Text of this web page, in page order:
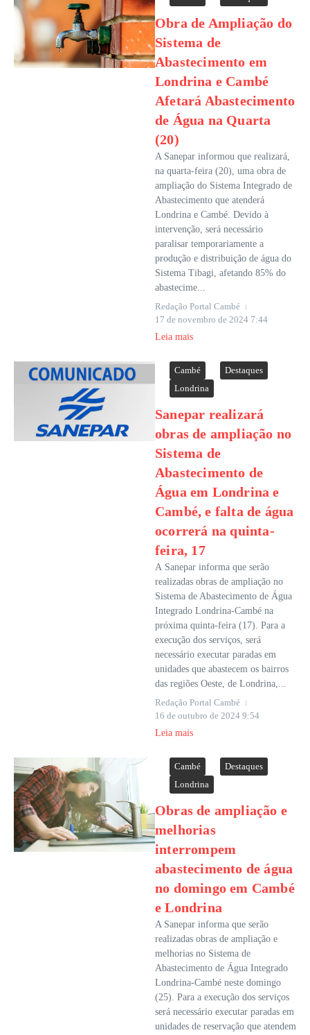
Obra de Ampliação do
Sistema de
Abastecimento em
Londrina e Cambé
Afetará Abastecimento
de Água na Quarta
(20)
A Sanepar informou que realizará,
na quarta-feira (20), uma obra de
ampliação do Sistema Integrado de
Abastecimento que atenderá
Londrina e Cambé. Devido à
intervenção, será necessário
paralisar temporariamente a
produção e distribuição de água do
Sistema Tibagi, afetando 85% do
abastecime...
Redação Portal Cambé
17 de novembro de 2024 7:44
Leia mais
Cambé
Destaques
Londrina
Sanepar realizará
obras de ampliação no
Sistema de
Abastecimento de
Água em Londrina e
Cambé, e falta de água
ocorrerá na quinta-
feira, 17
A Sanepar informa que serão
realizadas obras de ampliação no
Sistema de Abastecimento de Água
Integrado Londrina-Cambé na
próxima quinta-feira (17). Para a
execução dos serviços, será
necessário executar paradas em
unidades que abastecem os bairros
das regiões Oeste, de Londrina,...
Redação Portal Cambé
16 de outubro de 2024 9:54
Leia mais
Cambé
Destaques
Londrina
Obras de ampliação e
melhorias
interrompem
abastecimento de água
no domingo em Cambé
e Londrina
A Sanepar informa que serão
realizadas obras de ampliação e
melhorias no Sistema de
Abastecimento de Água Integrado
Londrina-Cambé neste domingo
(25). Para a execução dos serviços
será necessário executar paradas em
unidades de reservação que atendem